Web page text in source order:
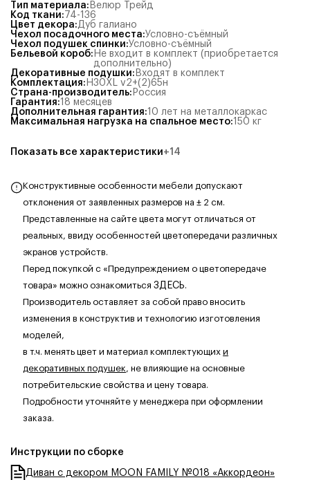
Тип материала: Велюр Трейд
Код ткани: 74-136
Цвет декора:Дуб галиано
Чехол посадочного места:Условно-съёмный
Чехол подушек спинки:Условно-съёмный
Бельевой короб: Не входит в комплект (приобретается
дополнительно)
Декоративные подушки: Входят в комплект
Комплектация: Н30XL v2+(2)65н
Страна-производитель: Россия
Гарантия:18 месяцев
Дополнительная гарантия:10 лет на металлокаркас
Максимальная нагрузка на спальное место:150 кг
Показать все характеристики+14
Конструктивные особенности мебели допускают
отклонения от заявленных размеров на ± 2 см.
Представленные на сайте цвета могут отличаться от
реальных, ввиду особенностей цветопередачи различных
экранов устройств.
Перед покупкой с «Предупреждением о цветопередаче
товара» можно ознакомиться ЗДЕСЬ.
Производитель оставляет за собой право вносить
изменения в конструктив и технологию изготовления
моделей,
в т.ч. менять цвет и материал комплектующих и
декоративных подушек, не влияющие на основные
потребительские свойства и цену товара.
Подробности уточняйте у менеджера при оформлении
заказа.
Инструкции по сборке
Диван с декором MOON FAMILY №018 «Аккордеон»